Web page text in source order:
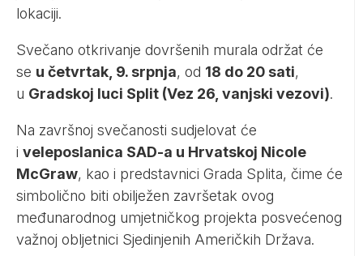
lokaciji.
Svečano otkrivanje dovršenih murala održat će
se u četvrtak, 9. srpnja, od 18 do 20 sati,
u Gradskoj luci Split (Vez 26, vanjski vezovi).
Na završnoj svečanosti sudjelovat će
i veleposlanica SAD-a u Hrvatskoj Nicole
McGraw, kao i predstavnici Grada Splita, čime će
simbolično biti obilježen završetak ovog
međunarodnog umjetničkog projekta posvećenog
važnoj obljetnici Sjedinjenih Američkih Država.